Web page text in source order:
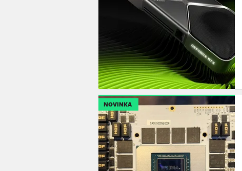
NOVINKA